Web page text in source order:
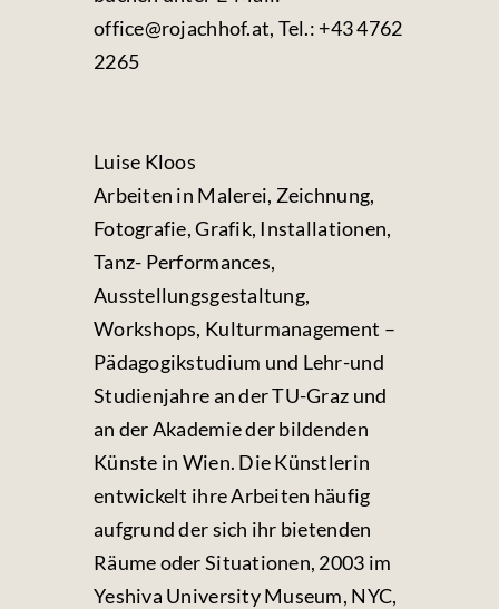
office@rojachhof.at, Tel.: +43 4762
2265
Luise Kloos
Arbeiten in Malerei, Zeichnung,
Fotografie, Grafik, Installationen,
Tanz- Performances,
Ausstellungsgestaltung,
Workshops, Kulturmanagement –
Pädagogikstudium und Lehr-und
Studienjahre an der TU-Graz und
an der Akademie der bildenden
Künste in Wien. Die Künstlerin
entwickelt ihre Arbeiten häufig
aufgrund der sich ihr bietenden
Räume oder Situationen, 2003 im
Yeshiva University Museum, NYC,